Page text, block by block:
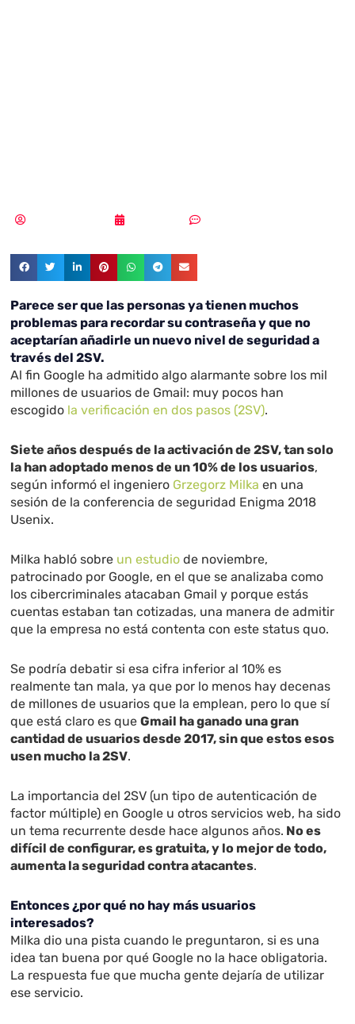
Parece ser que las personas ya tienen muchos
problemas para recordar su contraseña y que no
aceptarían añadirle un nuevo nivel de seguridad a
través del 2SV.
Al fin Google ha admitido algo alarmante sobre los mil
millones de usuarios de Gmail: muy pocos han
escogido la verificación en dos pasos (2SV).
Siete años después de la activación de 2SV, tan solo
la han adoptado menos de un 10% de los usuarios,
según informó el ingeniero Grzegorz Milka en una
sesión de la conferencia de seguridad Enigma 2018
Usenix.
Milka habló sobre un estudio de noviembre,
patrocinado por Google, en el que se analizaba como
los cibercriminales atacaban Gmail y porque estás
cuentas estaban tan cotizadas, una manera de admitir
que la empresa no está contenta con este status quo.
Se podría debatir si esa cifra inferior al 10% es
realmente tan mala, ya que por lo menos hay decenas
de millones de usuarios que la emplean, pero lo que sí
que está claro es queGmail ha ganado una gran
cantidad de usuarios desde 2017, sin que estos esos
usen mucho la 2SV.
La importancia del 2SV (un tipo de autenticación de
factor múltiple) en Google u otros servicios web, ha sido
un tema recurrente desde hace algunos años. No es
difícil de configurar, es gratuita, y lo mejor de todo,
aumenta la seguridad contra atacantes.
Entonces ¿por qué no hay más usuarios
interesados?
Milka dio una pista cuando le preguntaron, si es una
idea tan buena por qué Google no la hace obligatoria.
La respuesta fue que mucha gente dejaría de utilizar
ese servicio.